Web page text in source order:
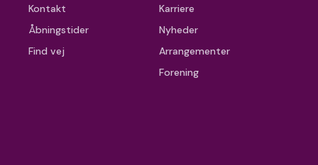
Kontakt
Åbningstider
Find vej
Karriere
Nyheder
Arrangementer
Forening